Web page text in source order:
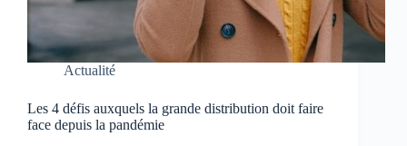
Actualité
Les 4 défis auxquels la grande distribution doit faire
face depuis la pandémie